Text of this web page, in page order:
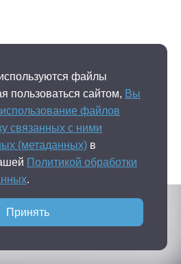
Политика конфидециальности
файлы
пользоваться сайтом, Вы
файлов
связанных с ними
(метаданных) в
Политикой обработки
.
Принять